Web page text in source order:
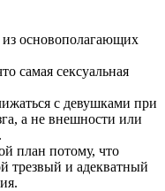
основополагающих
самая сексуальная
с девушками при
а не внешности или
.
план потому, что
трезвый и адекватный